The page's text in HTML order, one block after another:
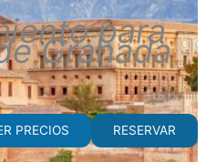
para
Granada
PRECIOS RESERVAR